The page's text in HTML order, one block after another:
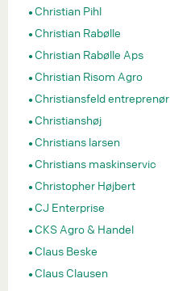
Christian Pihl
Christian Rabølle
Christian Rabølle Aps
Christian Risom Agro
Christiansfeld entreprenør
Christianshøj
Christians larsen
Christians maskinservic
Christopher Højbert
CJ Enterprise
CKS Agro & Handel
Claus Beske
Claus Clausen